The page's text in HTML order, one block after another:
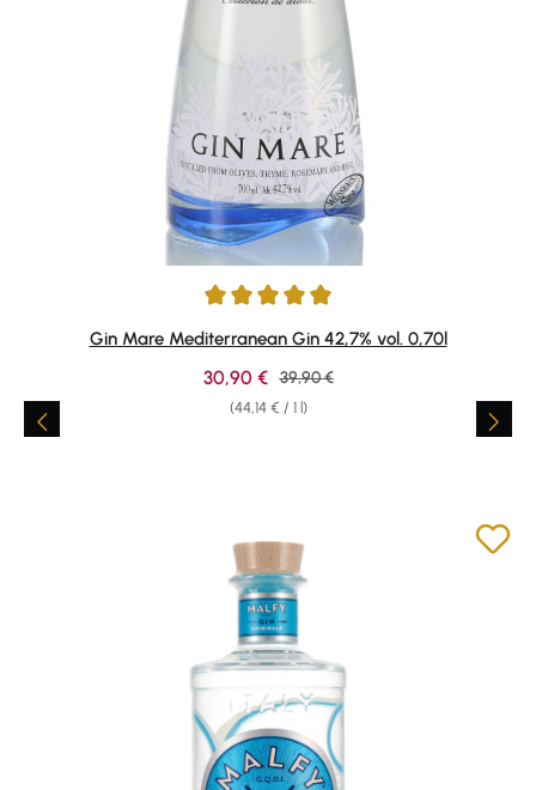
Average rating of 4.91 out of 5 stars
Gin Mare Mediterranean Gin 42,7% vol. 0,70l
(44,14 € / 1 l)
Sale price:
30,90 € Regular price:
39,90 €